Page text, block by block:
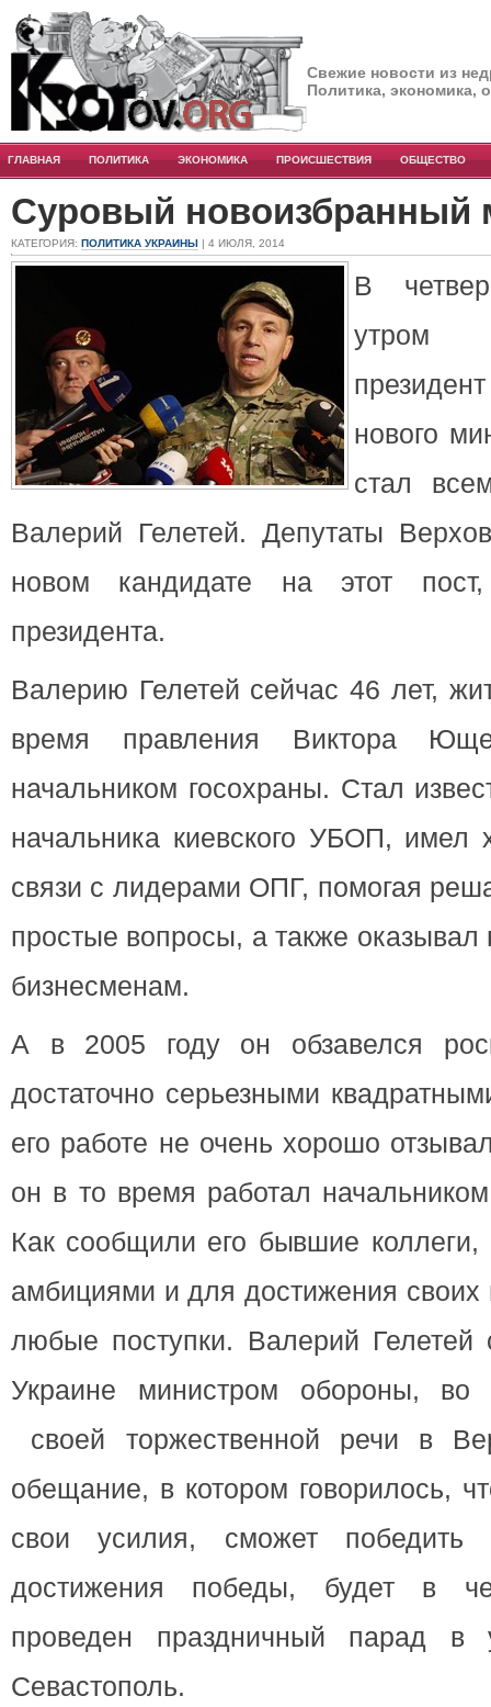
Свежие новости из
Политика, экономика,
ГЛАВНАЯ ПОЛИТИКА ЭКОНОМИКА ПРОИСШЕСТВИЯ ОБЩЕСТВО
Суровый новоизбранный
КАТЕГОРИЯ: ПОЛИТИКА УКРАИНЫ | 4 ИЮЛЯ, 2014
В
утром
нового
стал
Валерий Гелетей. Депутаты
новом кандидате на этот
президента.
Валерию Гелетей сейчас 46 лет,
время правления Виктора
начальником госохраны. Стал
начальника киевского УБОП, имел
связи с лидерами ОПГ, помогая
простые вопросы, а также
бизнесменам.
А в 2005 году он обзавелся
достаточно серьезными
его работе не очень хорошо
он в то время работал
Как сообщили его бывшие коллеги,
амбициями и для достижения своих
любые поступки. Валерий Гелетей
Украине министром обороны, во
своей торжественной речи в
обещание, в котором говорилось,
свои усилия, сможет
достижения победы, будет в
проведен праздничный парад в
Севастополь.